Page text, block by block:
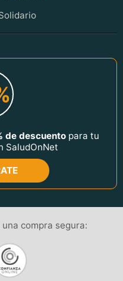
de descuento para tu
SaludOnNet
compra segura: